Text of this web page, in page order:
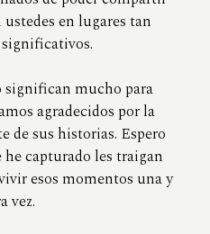
en lugares tan
significan mucho para
agradecidos por la
de sus historias. Espero
capturado les traigan
esos momentos una y
vez.